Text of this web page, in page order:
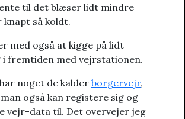
til det blæser lidt mindre
knapt så koldt.
med også at kigge på lidt
fremtiden med vejrstationen.
noget de kalder borgervejr,
også kan registere sig og
vejr-data til. Det overvejer jeg